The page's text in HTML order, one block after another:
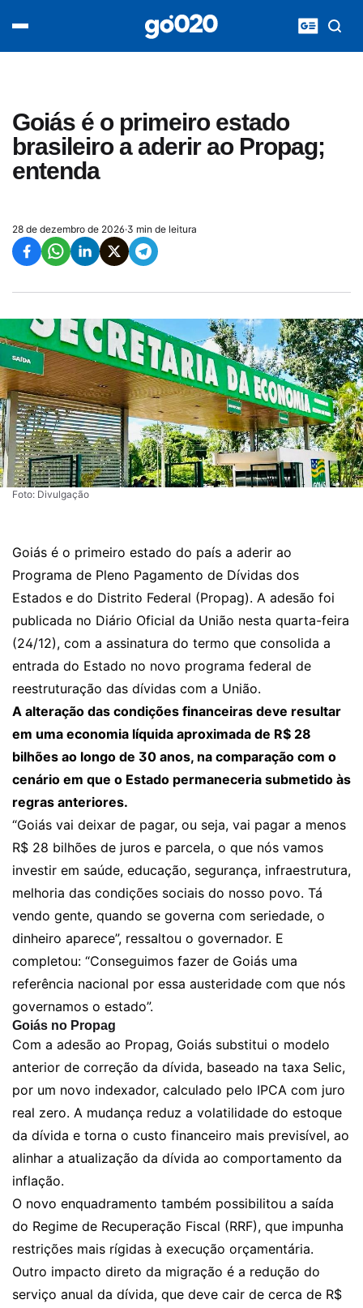
Goiás é o primeiro estado
brasileiro a aderir ao Propag;
entenda
28 de dezembro de 2026·3 min de leitura
Foto: Divulgação
Goiás é o primeiro estado do país a aderir ao
Programa de Pleno Pagamento de Dívidas dos
Estados e do Distrito Federal (Propag). A adesão foi
publicada no Diário Oficial da União nesta quarta-feira
(24/12), com a assinatura do termo que consolida a
entrada do Estado no novo programa federal de
reestruturação das dívidas com a União.
A alteração das condições financeiras deve resultar
em uma economia líquida aproximada de R$ 28
bilhões ao longo de 30 anos, na comparação com o
cenário em que o Estado permaneceria submetido às
regras anteriores.
“Goiás vai deixar de pagar, ou seja, vai pagar a menos
R$ 28 bilhões de juros e parcela, o que nós vamos
investir em saúde, educação, segurança, infraestrutura,
melhoria das condições sociais do nosso povo. Tá
vendo gente, quando se governa com seriedade, o
dinheiro aparece”, ressaltou o governador. E
completou: “Conseguimos fazer de Goiás uma
referência nacional por essa austeridade com que nós
governamos o estado”.
Goiás no Propag
Com a adesão ao Propag, Goiás substitui o modelo
anterior de correção da dívida, baseado na taxa Selic,
por um novo indexador, calculado pelo IPCA com juro
real zero. A mudança reduz a volatilidade do estoque
da dívida e torna o custo financeiro mais previsível, ao
alinhar a atualização da dívida ao comportamento da
inflação.
O novo enquadramento também possibilitou a saída
do Regime de Recuperação Fiscal (RRF), que impunha
restrições mais rígidas à execução orçamentária.
Outro impacto direto da migração é a redução do
serviço anual da dívida, que deve cair de cerca de R$
acontece agora
entretenimento
vídeos
pod020